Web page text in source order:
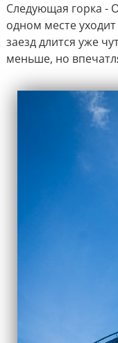
Следующая горка -
одном месте
заезд длится уже
меньше, но